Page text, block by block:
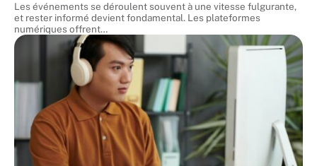
Les événements se déroulent souvent à une vitesse fulgurante,
et rester informé devient fondamental. Les plateformes
numériques offrent…